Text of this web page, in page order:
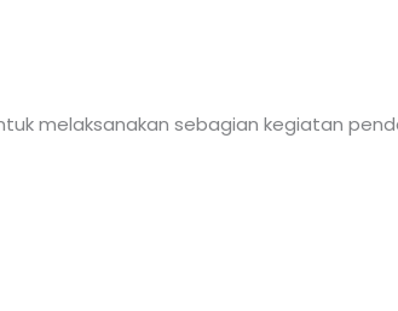
melaksanakan sebagian kegiatan